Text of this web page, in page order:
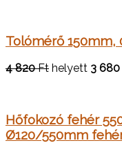
Tolómérő 150mm,
4 820 Ft helyett 3 680
Hőfokozó fehér
Ø120/550mm